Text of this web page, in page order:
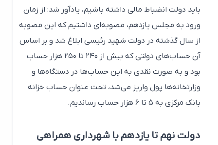
باید دولت انضباط مالی داشته باشیم، یادآور شد: از زمان
ورود به مجلس یازدهم، مصوبه‌ای داشتیم که این مصوبه
از سال گذشته در دولت شهید رئیسی ابلاغ شد و بر اساس
آن حساب‌های دولتی که بیش از ۲۴۰ تا ۲۵۰ هزار حساب
بود و به صورت نقدی به این حساب‌ها در دستگاه‌ها و
وزارتخانه‌ها پول واریز می‌شد، تحت عنوان حساب خزانه
بانک مرکزی به ۵ تا ۶ هزار حساب رساندیم.
دولت نهم تا یازدهم با شهرداری همراهی